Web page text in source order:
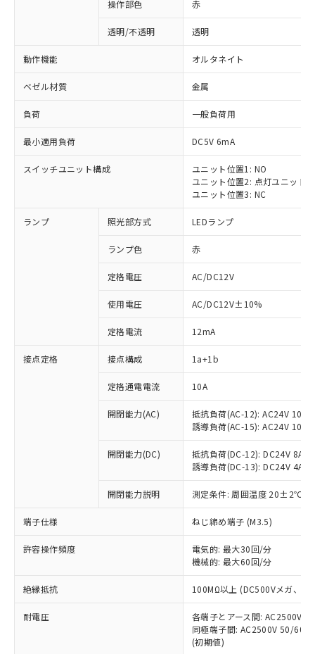
操作部色 赤
透明/不透明 透明
動作機能 オルタネイト
ベゼル材質 金属
負荷 一般負荷用
最小適用負荷 DC5V 6mA
スイッチユニット構成
ユニット位置1: NO
ユニット位置2: 点灯ユニット
ユニット位置3: NC
ランプ 照光部方式 LEDランプ
ランプ色 赤
定格電圧 AC/DC12V
使用電圧 AC/DC12V±10%
定格電流 12mA
接点定格 接点構成 1a+1b
定格通電電流 10A
開閉能力(AC)
抵抗負荷(AC-12): AC24V 10A/
誘導負荷(AC-15): AC24V
開閉能力(DC)
抵抗負荷(DC-12): DC24V 8A/
誘導負荷(DC-13): DC24V 4A/
開閉能力説明 測定条件: 周囲温度 20±2℃、
端子仕様 ねじ締め端子 (M3.5)
許容操作頻度
電気的: 最大30回/分
機械的: 最大60回/分
絶縁抵抗 100MΩ以上 (DC500Vメガ、点
耐電圧
各端子とアース間: AC2500V
同極端子間: AC2500V 50/
(初期値)
ご利用条件
ご利用ください。
本サービスは、当社制御機器事業取扱
商品の当社在庫状況および標準価格
(税抜)を提供させていただくもので
当社制御機器事業取扱商品の中には、
本サービスの対象外となる商品もある
ことをご了承ください。
在庫状況および標準価格照会結果は、
対応済み：EU RoHS指令（10物質）の
非含有に対応した製品が提供可能な商品で
対応予定：EU RoHS指令（10物質）の非含
有に対応した製品に切り替える予定のある
対応予定なし：EU RoHS指令（10物質）の
非含有に非対応の商品で、対応品を出す予
定はありません。
調査・確認中：EU RoHS指令（10物質）の
非含有の対応状況を調査中または確認中の
害物質有無と関係のない商品です。
仕入先様の事情により、非含有部品として
いたものが、含有品と判明した場合などや
むを得ず変更することがあります。
※1 中国RoHS○×表
「○」：最大均質材料含有率が中国RoHSの
基準値以下であることを示します。
「×」：最大均質材料含有率が中国RoHSの
基準値を超えていることを示します。
「－」：未確認です。当社販売部門へお問
当社は、これら貴社製品のうち、外国
為替および外国貿易法に定める商品